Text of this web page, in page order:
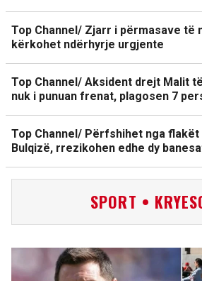
Top Channel/ Zjarr i përmasave të
kërkohet ndërhyrje urgjente
Top Channel/ Aksident drejt Malit
nuk i punuan frenat, plagosen 7
Top Channel/ Përfshihet nga flakët
Bulqizë, rrezikohen edhe dy
SPORT •